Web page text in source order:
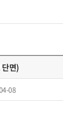
면)
08